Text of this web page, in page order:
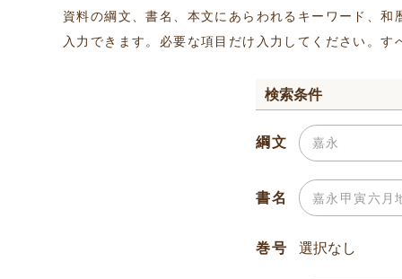
資料の綱文、書名、本文にあらわれるキーワード、
入力できます。必要な項目だけ入力してください。
検索条件
綱文
書名
巻号